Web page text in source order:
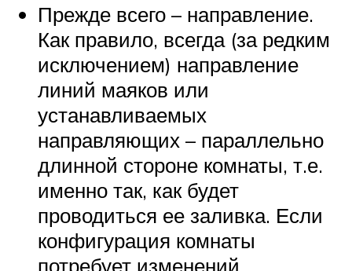
Прежде всего – направление.
Как правило, всегда (за редким
исключением) направление
линий маяков или
устанавливаемых
направляющих – параллельно
длинной стороне комнаты, т.е.
именно так, как будет
проводиться ее заливка. Если
конфигурация комнаты
потребует изменений